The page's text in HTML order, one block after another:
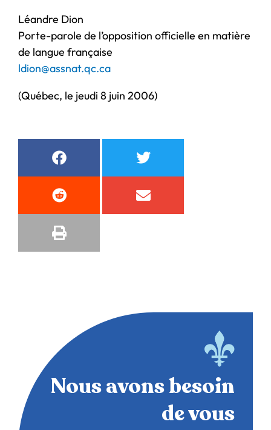
Léandre Dion
Porte-parole de l’opposition officielle en matière
de langue française
ldion@assnat.qc.ca
(Québec, le jeudi 8 juin 2006)
Nous avons besoin
de vous